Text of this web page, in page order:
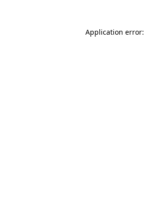
Application